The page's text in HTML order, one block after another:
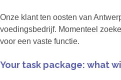
Onze klant ten oosten van
voedingsbedrijf. Momenteel
voor een vaste functie.
Your task package: what